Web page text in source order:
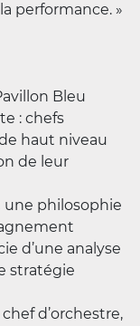
performance. »
Bleu
: chefs
haut niveau
de leur
une philosophie
d’une analyse
stratégie
d’orchestre,